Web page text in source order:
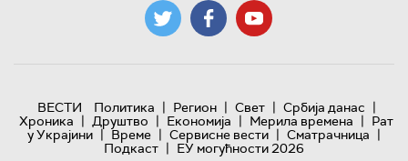
ВЕСТИ Политика | Регион | Свет | Србија данас |
Хроника | Друштво | Економија | Мерила времена | Рат
у Украјини | Време | Сервисне вести | Сматрачница |
Подкаст | ЕУ могућности 2026